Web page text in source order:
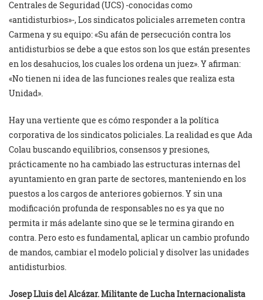
Centrales de Seguridad (UCS) -conocidas como
«antidisturbios»-, Los sindicatos policiales arremeten contra
Carmena y su equipo: «Su afán de persecución contra los
antidisturbios se debe a que estos son los que están presentes
en los desahucios, los cuales los ordena un juez». Y afirman:
«No tienen ni idea de las funciones reales que realiza esta
Unidad».
Hay una vertiente que es cómo responder a la política
corporativa de los sindicatos policiales. La realidad es que Ada
Colau buscando equilibrios, consensos y presiones,
prácticamente no ha cambiado las estructuras internas del
ayuntamiento en gran parte de sectores, manteniendo en los
puestos a los cargos de anteriores gobiernos. Y sin una
modificación profunda de responsables no es ya que no
permita ir más adelante sino que se le termina girando en
contra. Pero esto es fundamental, aplicar un cambio profundo
de mandos, cambiar el modelo policial y disolver las unidades
antidisturbios.
Josep Lluis del Alcázar. Militante de Lucha Internacionalista